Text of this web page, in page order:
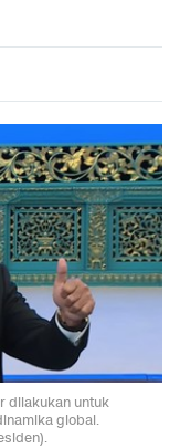
dilakukan untuk
global.